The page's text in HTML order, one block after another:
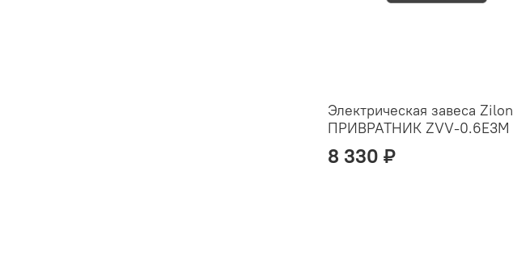
Электрическая завеса Zilon
ПРИВРАТНИК ZVV-0.6E3M
8 330 ₽